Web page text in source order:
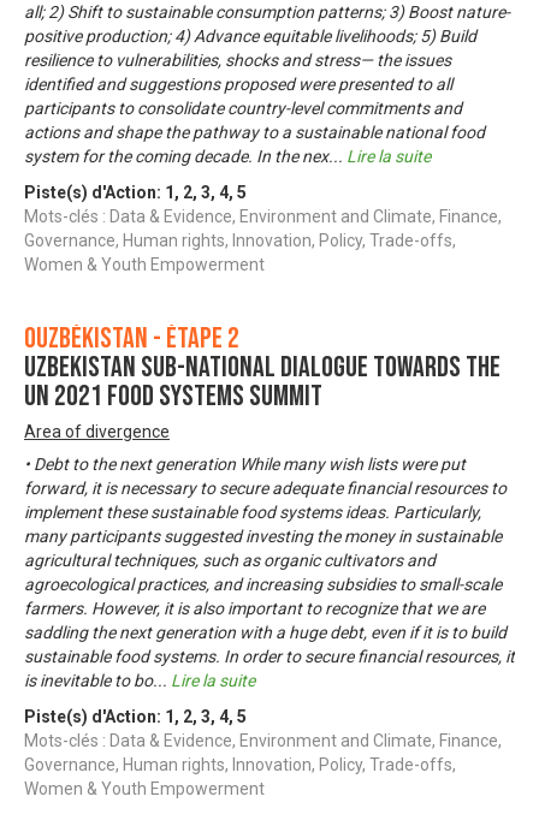
all; 2) Shift to sustainable consumption patterns; 3) Boost nature-
positive production; 4) Advance equitable livelihoods; 5) Build
resilience to vulnerabilities, shocks and stress— the issues
identified and suggestions proposed were presented to all
participants to consolidate country-level commitments and
actions and shape the pathway to a sustainable national food
system for the coming decade. In the nex... Lire la suite
Piste(s) d'Action: 1 , 2, 3, 4, 5
Mots-clés : Data & Evidence, Environment and Climate, Finance,
Governance, Human rights, Innovation, Policy, Trade-offs,
Women & Youth Empowerment
Ouzbékistan - Étape 2
UZBEKISTAN SUB-NATIONAL DIALOGUE TOWARDS THE
UN 2021 FOOD SYSTEMS SUMMIT
Area of divergence
• Debt to the next generation While many wish lists were put
forward, it is necessary to secure adequate financial resources to
implement these sustainable food systems ideas. Particularly,
many participants suggested investing the money in sustainable
agricultural techniques, such as organic cultivators and
agroecological practices, and increasing subsidies to small-scale
farmers. However, it is also important to recognize that we are
saddling the next generation with a huge debt, even if it is to build
sustainable food systems. In order to secure financial resources, it
is inevitable to bo... Lire la suite
Piste(s) d'Action: 1 , 2, 3, 4, 5
Mots-clés : Data & Evidence, Environment and Climate, Finance,
Governance, Human rights, Innovation, Policy, Trade-offs,
Women & Youth Empowerment